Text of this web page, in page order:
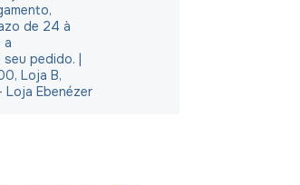
de 24 à
a
pedido. |
Loja B,
Loja Ebenézer